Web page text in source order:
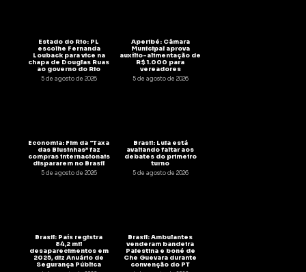
Estado do Rio: PL
escolhe Fernanda
Louback para vice na
chapa de Douglas Ruas
ao governo do Rio
5 de agosto de 2026
Aperibé: Câmara
Municipal aprova
auxílio-alimentação de
R$ 1.000 para
vereadores
5 de agosto de 2026
Economia: Fim da “Taxa
das Blusinhas” faz
compras internacionais
dispararem no Brasil
5 de agosto de 2026
Brasil: Lula está
avaliando faltar aos
debates do primeiro
turno
5 de agosto de 2026
Brasil: País registra
84,2 mil
desaparecimentos em
2025, diz Anuário de
Segurança Pública
Brasil: Ambulantes
venderam bandeira
Palestina e boné de
Che Guevara durante
convenção do PT